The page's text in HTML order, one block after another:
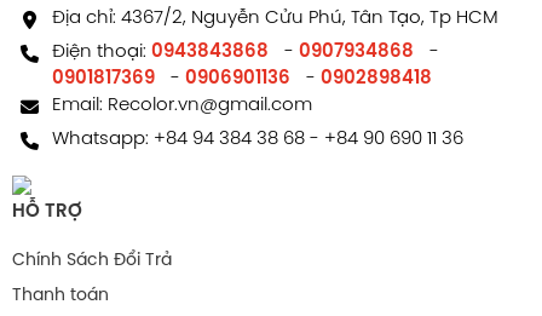
Facebook comments
Địa chỉ: 4367/2, Nguyễn Cửu Phú, Tân Tạo, Tp HCM
Điện thoại: 0943843868 - 0907934868
-
0901817369
- 0906901136 - 0902898418
Email: Recolor.vn@gmail.com
Whatsapp: +84 94 384 38 68- +84 90 690 11 36
HỖ TRỢ
Chính Sách Đổi Trả
Thanh toán